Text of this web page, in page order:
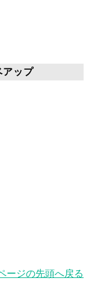
ップ
ージの先頭へ戻る